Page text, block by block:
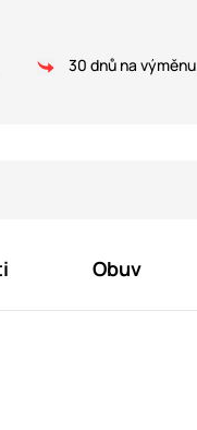
30 dnů na výměnu
Obuv